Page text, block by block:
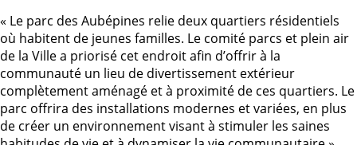
« Le parc des Aubépines relie deux quartiers résidentiels
où habitent de jeunes familles. Le comité parcs et plein air
de la Ville a priorisé cet endroit afin d’offrir à la
communauté un lieu de divertissement extérieur
complètement aménagé et à proximité de ces quartiers. Le
parc offrira des installations modernes et variées, en plus
de créer un environnement visant à stimuler les saines